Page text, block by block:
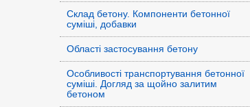
Склад бетону. Компоненти бетонної
суміші, добавки
Області застосування бетону
Особливості транспортування бетонної
суміші. Догляд за щойно залитим
бетоном